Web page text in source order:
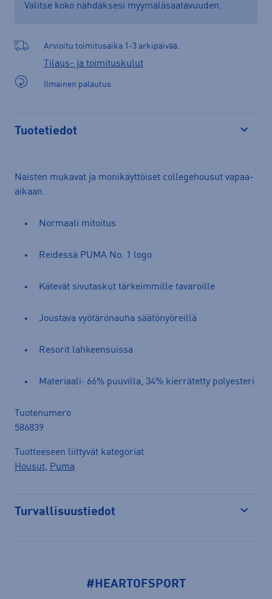
Valitse koko nähdäksesi myymäläsaatavuuden.
Arvioitu toimitusaika 1-3 arkipäivää.
Tilaus- ja toimituskulut
Ilmainen palautus
Tuotetiedot
Naisten mukavat ja monikäyttöiset collegehousut vapaa-
aikaan.
Normaali mitoitus
Reidessä PUMA No. 1 logo
Kätevät sivutaskut tärkeimmille tavaroille
Joustava vyötärönauha säätönyöreillä
Resorit lahkeensuissa
Materiaali: 66% puuvilla, 34% kierrätetty polyesteri
Tuotenumero
586839
Tuotteeseen liittyvät kategoriat
Housut, Puma
Turvallisuustiedot
#HEARTOFSPORT